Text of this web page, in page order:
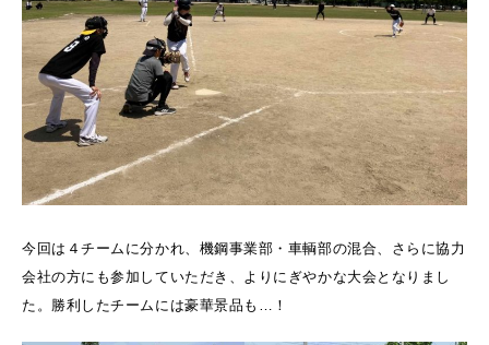
今回は４チームに分かれ、機鋼事業部・車輌部の混合、さらに協力
会社の方にも参加していただき、よりにぎやかな大会となりまし
た。勝利したチームには豪華景品も…！